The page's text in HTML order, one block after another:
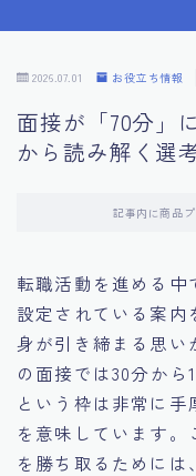
10.フィードバック
11.オンライン面接
14.キャリアアップ
15.職場適応力をア
16.エージェントと
2026.07.01 お役立ち情報
面接が「70分」
から読み解く選
記事内に商品
転職活動を進める中
設定されている案内
身が引き締まる思い
の面接では30分か
という枠は非常に
を意味しています
を勝ち取るために